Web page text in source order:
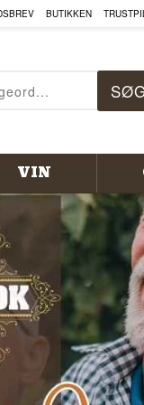
BUTIKKEN
VIN